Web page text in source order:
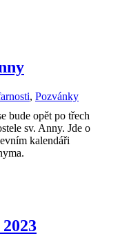
, Pozvánky
bude opět po třech
sv. Anny. Jde o
kalendáři